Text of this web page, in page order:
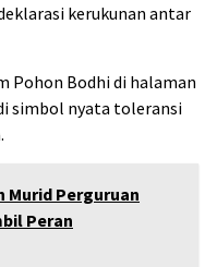
kerukunan antar
Pohon Bodhi di halaman
simbol nyata toleransi
Murid Perguruan
Peran